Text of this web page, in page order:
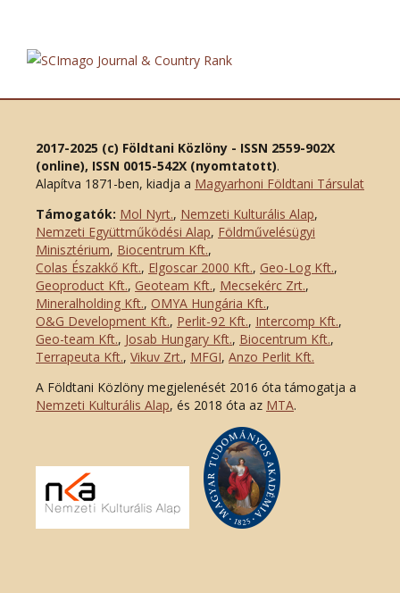
2017-2025 (c) Földtani Közlöny - ISSN 2559-902X
(online), ISSN 0015-542X (nyomtatott).
Alapítva 1871-ben, kiadja a Magyarhoni Földtani Társulat
Támogatók: Mol Nyrt., Nemzeti Kulturális Alap,
Nemzeti Együttműködési Alap, Földművelésügyi
Minisztérium, Biocentrum Kft.,
Colas Északkő Kft., Elgoscar 2000 Kft., Geo-Log Kft.,
Geoproduct Kft., Geoteam Kft., Mecsekérc Zrt.,
Mineralholding Kft., OMYA Hungária Kft.,
O&G Development Kft., Perlit-92 Kft., Intercomp Kft.,
Geo-team Kft., Josab Hungary Kft., Biocentrum Kft.,
Terrapeuta Kft., Vikuv Zrt., MFGI, Anzo Perlit Kft.
A Földtani Közlöny megjelenését 2016 óta támogatja a
Nemzeti Kulturális Alap, és 2018 óta az MTA.